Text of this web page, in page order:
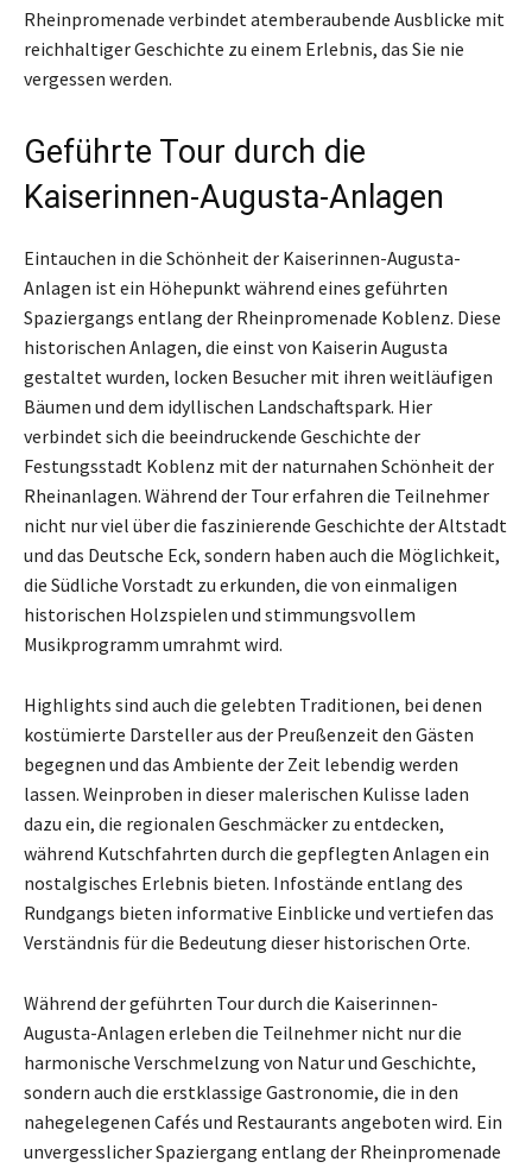
Rheinpromenade verbindet atemberaubende Ausblicke mit
reichhaltiger Geschichte zu einem Erlebnis, das Sie nie
vergessen werden.
Geführte Tour durch die
Kaiserinnen-Augusta-Anlagen
Eintauchen in die Schönheit der Kaiserinnen-Augusta-
Anlagen ist ein Höhepunkt während eines geführten
Spaziergangs entlang der Rheinpromenade Koblenz. Diese
historischen Anlagen, die einst von Kaiserin Augusta
gestaltet wurden, locken Besucher mit ihren weitläufigen
Bäumen und dem idyllischen Landschaftspark. Hier
verbindet sich die beeindruckende Geschichte der
Festungsstadt Koblenz mit der naturnahen Schönheit der
Rheinanlagen. Während der Tour erfahren die Teilnehmer
nicht nur viel über die faszinierende Geschichte der Altstadt
und das Deutsche Eck, sondern haben auch die Möglichkeit,
die Südliche Vorstadt zu erkunden, die von einmaligen
historischen Holzspielen und stimmungsvollem
Musikprogramm umrahmt wird.
Highlights sind auch die gelebten Traditionen, bei denen
kostümierte Darsteller aus der Preußenzeit den Gästen
begegnen und das Ambiente der Zeit lebendig werden
lassen. Weinproben in dieser malerischen Kulisse laden
dazu ein, die regionalen Geschmäcker zu entdecken,
während Kutschfahrten durch die gepflegten Anlagen ein
nostalgisches Erlebnis bieten. Infostände entlang des
Rundgangs bieten informative Einblicke und vertiefen das
Verständnis für die Bedeutung dieser historischen Orte.
Während der geführten Tour durch die Kaiserinnen-
Augusta-Anlagen erleben die Teilnehmer nicht nur die
harmonische Verschmelzung von Natur und Geschichte,
sondern auch die erstklassige Gastronomie, die in den
nahegelegenen Cafés und Restaurants angeboten wird. Ein
unvergesslicher Spaziergang entlang der Rheinpromenade